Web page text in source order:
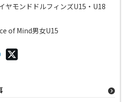
ヤモンドドルフィンズU15・U18
of Mind男女U15